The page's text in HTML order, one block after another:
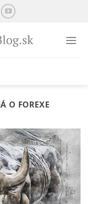
O FOREXE